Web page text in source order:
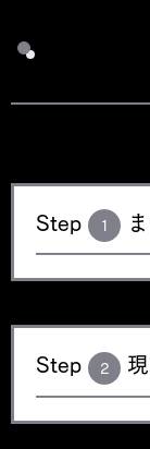
Step 1
Step 2